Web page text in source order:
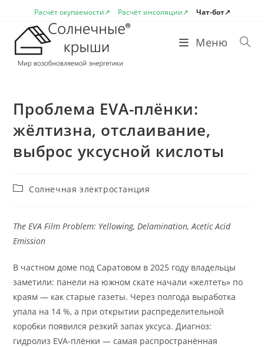
содержимому
Расчёт окупаемости↗ Расчёт инсоляции↗ Чат-бот↗
Меню
Проблема EVA-плёнки:
жёлтизна, отслаивание,
выброс уксусной кислоты
РубрикаСолнечная электростанция
The EVA Film Problem: Yellowing, Delamination, Acetic Acid
Emission
В частном доме под Саратовом в 2025 году владельцы
заметили: панели на южном скате начали «желтеть» по
краям — как старые газеты. Через полгода выработка
упала на 14 %, а при открытии распределительной
коробки появился резкий запах уксуса. Диагноз:
гидролиз EVA-плёнки — самая распространённая